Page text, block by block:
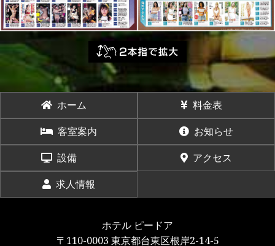
ホーム
料金表
客室案内
お知らせ
設備
アクセス
求人情報
ホテル ピードア
〒110-0003 東京都台東区根岸2-14-5